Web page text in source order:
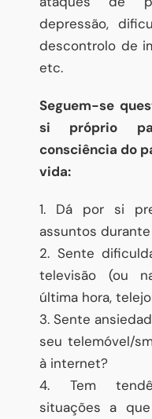
depressão,
descontrolo de
etc.
Seguem-se
si próprio
consciência do
vida:
1. Dá por si
assuntos
2. Sente
televisão (ou
última hora,
3. Sente
seu telemóvel/
à internet?
4. Tem
situações a